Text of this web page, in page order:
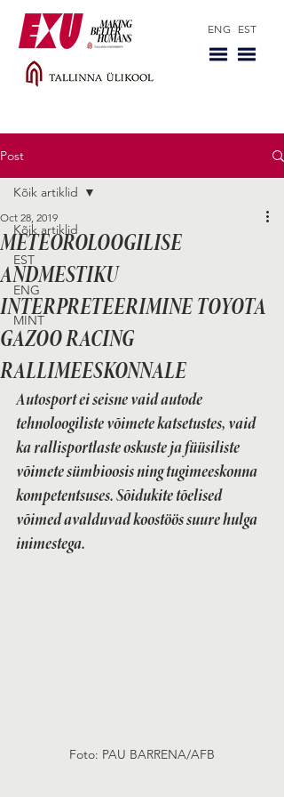
ENG EST
Post
Kõik artiklid
EST
ENG
MINT
Kõik artiklid
METEOROLOOGILISE
ANDMESTIKU
INTERPRETEERIMINE TOYOTA
GAZOO RACING
RALLIMEESKONNALE
Oct 28, 2019
Autosport ei seisne vaid autode
tehnoloogiliste võimete katsetustes, vaid
ka rallisportlaste oskuste ja füüsiliste
võimete sümbioosis ning tugimeeskonna
kompetentsuses. Sõidukite tõelised
võimed avalduvad koostöös suure hulga
inimestega.
Foto: PAU BARRENA/AFB